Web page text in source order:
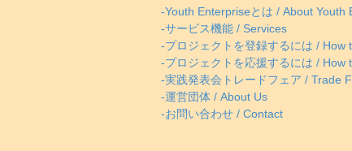
-Youth Enterpriseとは / About Youth
-サービス機能 / Services
-プロジェクトを登録するには / How
-プロジェクトを応援するには / How
-実践発表会トレードフェア / Trade
-運営団体 / About Us
-お問い合わせ / Contact